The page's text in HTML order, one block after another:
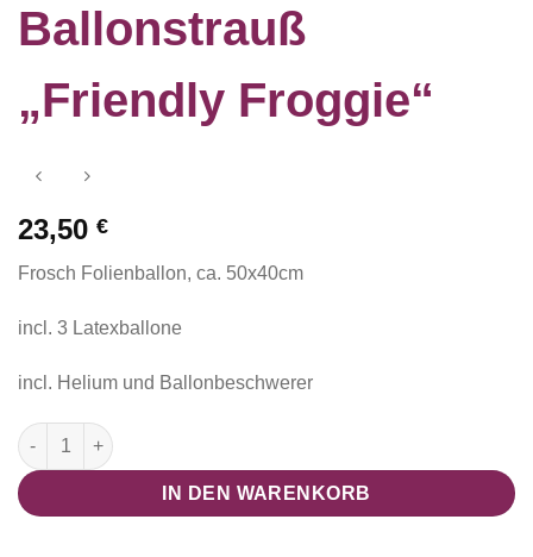
Ballonstrauß
„Friendly Froggie“
23,50 €
Frosch Folienballon, ca. 50x40cm
incl. 3 Latexballone
incl. Helium und Ballonbeschwerer
Ballonstrauß "Friendly Froggie" Menge
IN DEN WARENKORB